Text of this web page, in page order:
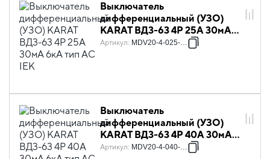
Выключатель
дифференциальный (УЗО)
KARAT ВД3-63 4P 25А 30мА
6кА тип AC IEK
Артикул: MDV20-4-025-030
Выключатель
дифференциальный (УЗО)
KARAT ВД3-63 4P 40А 30мА
6кА тип AC IEK
Артикул: MDV20-4-040-030